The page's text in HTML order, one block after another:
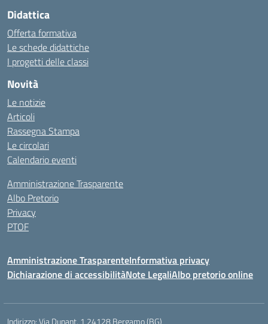
Didattica
Offerta formativa
Le schede didattiche
I progetti delle classi
Novità
Le notizie
Articoli
Rassegna Stampa
Le circolari
Calendario eventi
Amministrazione Trasparente
Albo Pretorio
Privacy
PTOF
Amministrazione TrasparenteInformativa privacy
Dichiarazione di accessibilitàNote LegaliAlbo pretorio online
Indirizzo:Via Dunant, 1 24128 Bergamo (BG)